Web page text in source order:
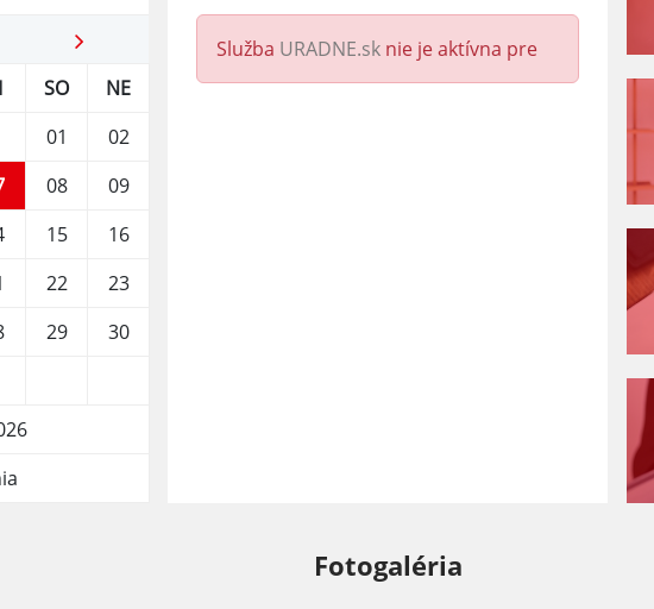
SO
NE
01
02
08
09
15
16
22
23
29
30
Služba URADNE.sk nie je aktívna pre
Fotogaléria